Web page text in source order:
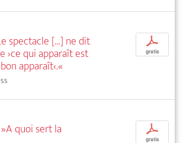
spectacle […] ne dit
›ce qui apparaît est
apparaît‹.«
p
gratis
quoi sert la
p
gratis